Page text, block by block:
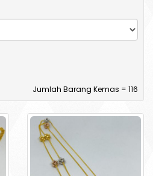
Jumlah Barang Kemas = 116